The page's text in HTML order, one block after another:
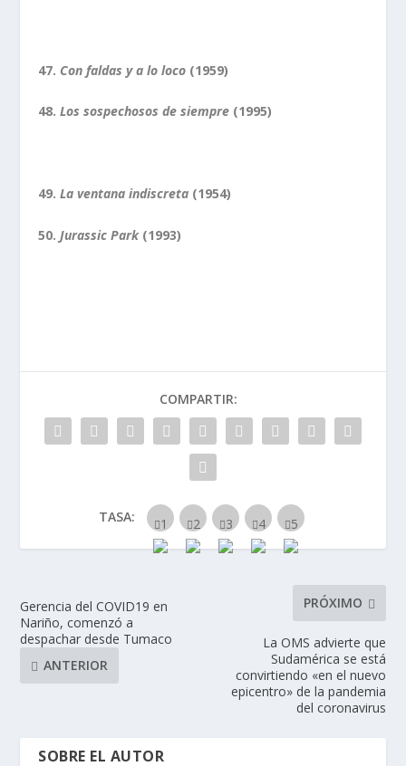
47. Con faldas y a lo loco (1959)
48.Los sospechosos de siempre (1995)
49.La ventana indiscreta (1954)
50. Jurassic Park(1993)
COMPARTIR:
TASA:
Gerencia del COVID19 en
Nariño, comenzó a
despachar desde Tumaco
ANTERIOR
PRÓXIMO
La OMS advierte que
Sudamérica se está
convirtiendo «en el nuevo
epicentro» de la pandemia
del coronavirus
SOBRE EL AUTOR